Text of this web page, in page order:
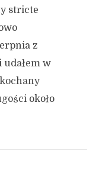
stricte
z
udałem w
około